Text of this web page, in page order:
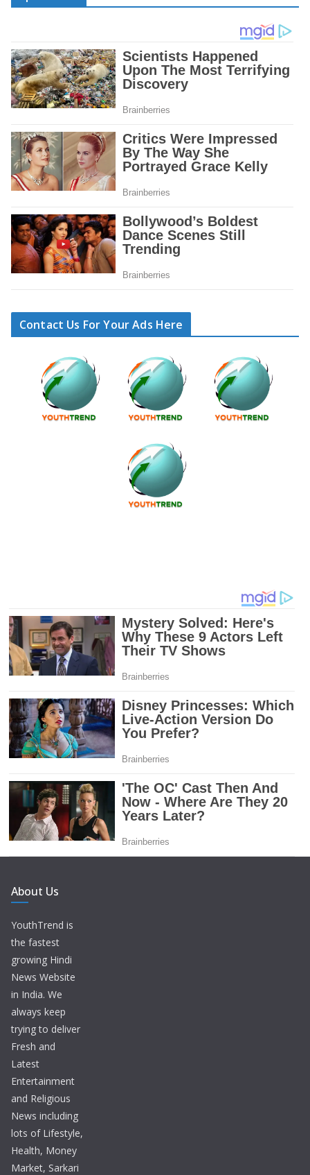
Contact Us For Your Ads Here
About Us
YouthTrend is
the fastest
growing Hindi
News Website
in India. We
always keep
trying to deliver
Fresh and
Latest
Entertainment
and Religious
News including
lots of Lifestyle,
Health, Money
Market, Sarkari